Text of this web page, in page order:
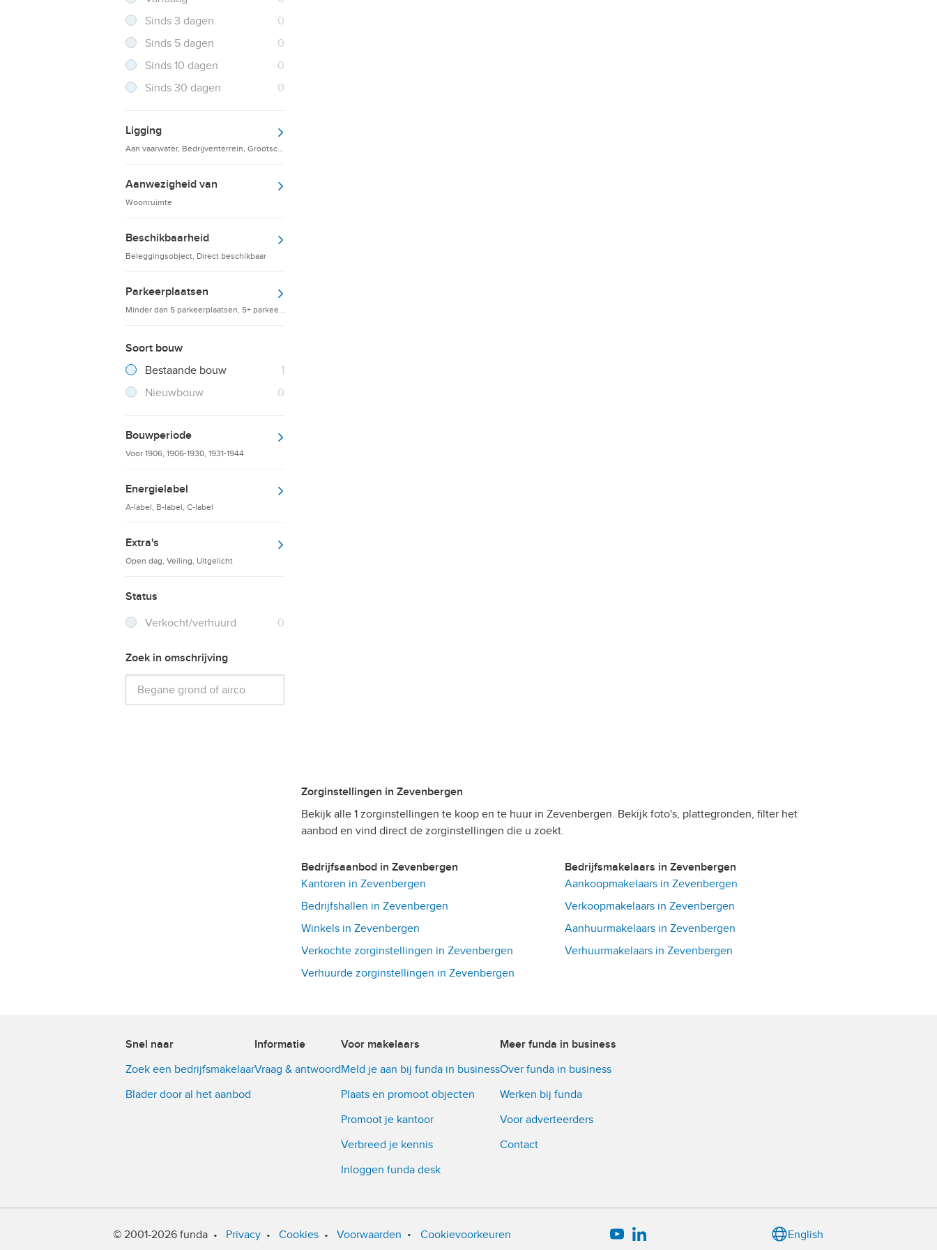
Sinds 3 dagen
0
Sinds 5 dagen
0
Sinds 10 dagen
0
Sinds 30 dagen
0
Ligging
Aan vaarwater, Bedrijventerrein, Grootschalige detailhandelsvestigingen
Aanwezigheid van
Woonruimte
Beschikbaarheid
Beleggingsobject, Direct beschikbaar
Parkeerplaatsen
Minder dan 5 parkeerplaatsen, 5+ parkeerplaatsen, 10+ parkeerplaatsen
Soort bouw
Filter verwijderen
Bestaande bouw 1
Resultaten
Nieuwbouw
0
Resultaten
Bouwperiode
Voor 1906, 1906-1930, 1931-1944
Energielabel
A-label, B-label, C-label
Extra's
Open dag, Veiling, Uitgelicht
Status
Verkocht/verhuurd
0
Zoek in omschrijving
Zorginstellingen in Zevenbergen
Bekijk alle 1 zorginstellingen te koop en te huur in Zevenbergen. Bekijk foto's, plattegronden, filter het
aanbod en vind direct de zorginstellingen die u zoekt.
Bedrijfsaanbod in Zevenbergen
Kantoren in Zevenbergen
Bedrijfshallen in Zevenbergen
Winkels in Zevenbergen
Verkochte zorginstellingen in Zevenbergen
Verhuurde zorginstellingen in Zevenbergen
Bedrijfsmakelaars in Zevenbergen
Aankoopmakelaars in Zevenbergen
Verkoopmakelaars in Zevenbergen
Aanhuurmakelaars in Zevenbergen
Verhuurmakelaars in Zevenbergen
Snel naar
Zoek een bedrijfsmakelaar
Blader door al het aanbod
Informatie
Vraag & antwoord
Voor makelaars
Meld je aan bij funda in business
Plaats en promoot objecten
Promoot je kantoor
Verbreed je kennis
Inloggen funda desk
Meer funda in business
Over funda in business
Werken bij funda
Voor adverteerders
Contact
© 2001-2026 funda • Privacy • Cookies • Voorwaarden • Cookievoorkeuren English